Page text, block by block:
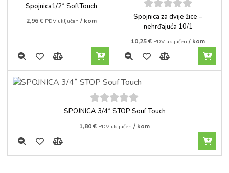
5out of
Spojnica1/2˝ SoftTouch
2,96€ PDV uključen / kom
5out of
5
Spojnica za dvije žice –
nehrđajuća 10/1
10,25€ PDV uključen / kom
5 out of
SPOJNICA 3/4˝ STOP Souf Touch
1,80€ PDV uključen / kom